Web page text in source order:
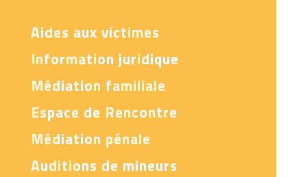
Aides aux victimes
Information juridique
Médiation familiale
Espace de Rencontre
Médiation pénale
Auditions de mineurs